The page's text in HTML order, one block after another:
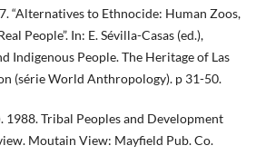
“Alternatives to Ethnocide: Human Zoos,
People”. In: E. Sévilla-Casas (ed.),
Indigenous People. The Heritage of Las
(série World Anthropology). p 31-50.
1988. Tribal Peoples and Development
Moutain View: Mayfield Pub. Co.